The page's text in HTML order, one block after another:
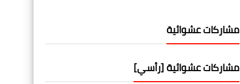
مشاركات عشوائية
مشاركات عشوائية [رأسي]